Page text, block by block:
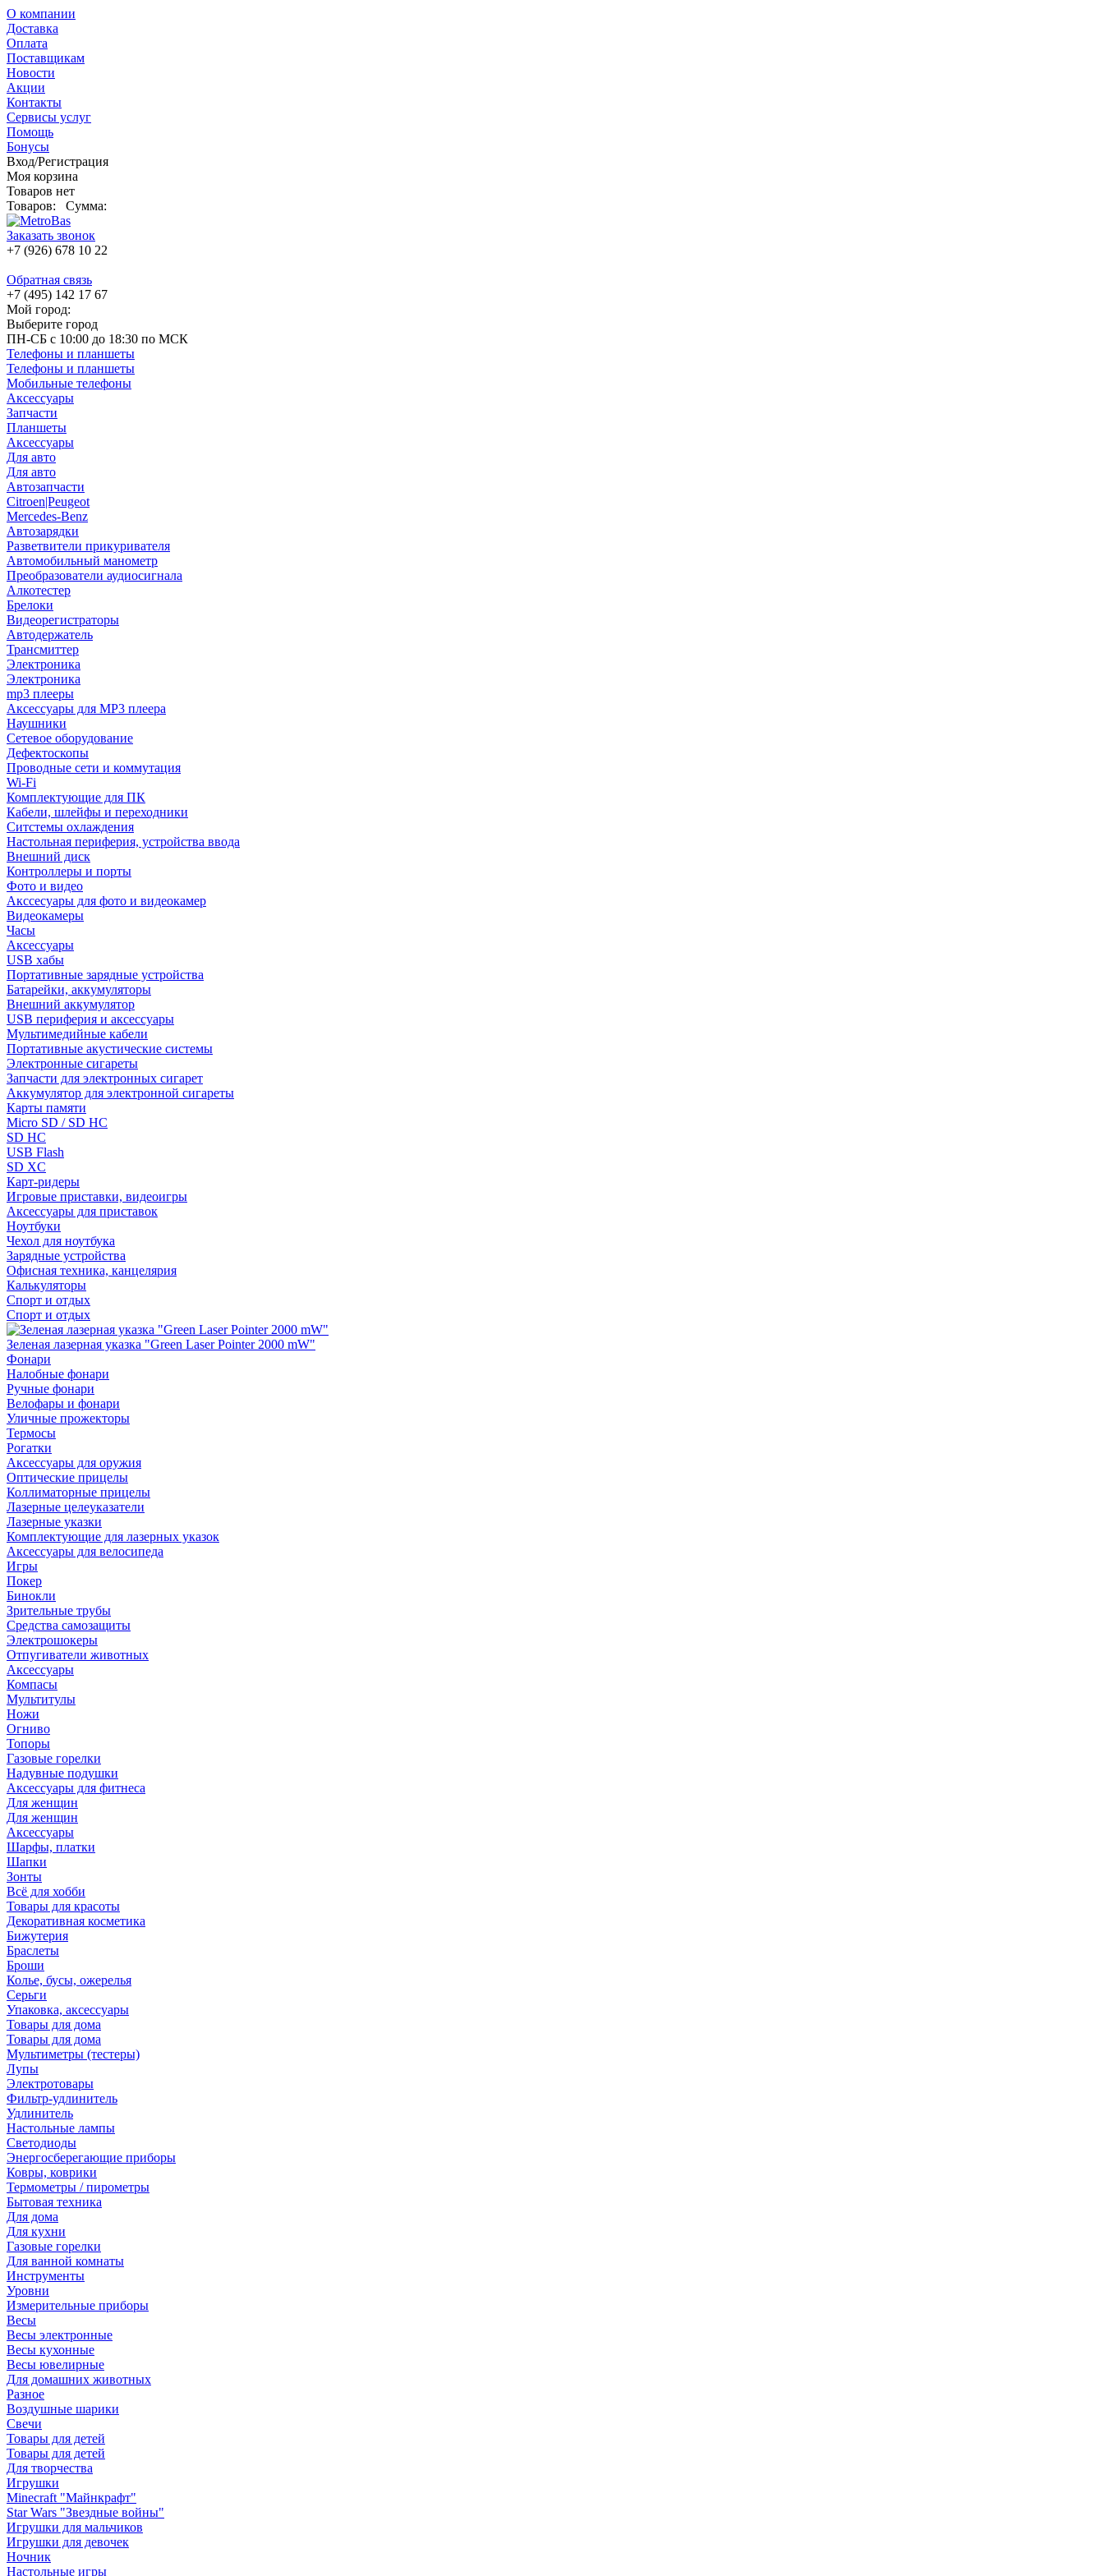
О компании
Доставка
Оплата
Поставщикам
Новости
Акции
Контакты
Сервисы услуг
Помощь
Бонусы
Вход/Регистрация
Моя корзина
Товаров нет
Товаров:
Сумма:
Заказать звонок
+7 (926) 678 10 22
Обратная связь
+7 (495) 142 17 67
Мой город:
Выберите город
ПН-СБ с 10:00 до 18:30 по МСК
Телефоны и планшеты
Телефоны и планшеты
Мобильные телефоны
Аксессуары
Запчасти
Планшеты
Аксессуары
Для авто
Для авто
Автозапчасти
Citroen|Peugeot
Mercedes-Benz
Автозарядки
Разветвители прикуривателя
Автомобильный манометр
Преобразователи аудиосигнала
Алкотестер
Брелоки
Видеорегистраторы
Автодержатель
Трансмиттер
Электроника
Электроника
mp3 плееры
Аксессуары для MP3 плеера
Наушники
Сетевое оборудование
Дефектоскопы
Проводные сети и коммутация
Wi-Fi
Комплектующие для ПК
Кабели, шлейфы и переходники
Ситстемы охлаждения
Настольная периферия, устройства ввода
Внешний диск
Контроллеры и порты
Фото и видео
Акссесуары для фото и видеокамер
Видеокамеры
Часы
Аксессуары
USB хабы
Портативные зарядные устройства
Батарейки, аккумуляторы
Внешний аккумулятор
USB периферия и аксессуары
Мультимедийные кабели
Портативные акустические системы
Электронные сигареты
Запчасти для электронных сигарет
Аккумулятор для электронной сигареты
Карты памяти
Micro SD / SD HC
SD HC
USB Flash
SD XC
Карт-ридеры
Игровые приставки, видеоигры
Аксессуары для приставок
Ноутбуки
Чехол для ноутбука
Зарядные устройства
Офисная техника, канцелярия
Калькуляторы
Спорт и отдых
Спорт и отдых
Зеленая лазерная указка "Green Laser Pointer 2000 mW"
Фонари
Налобные фонари
Ручные фонари
Велофары и фонари
Уличные прожекторы
Термосы
Рогатки
Аксессуары для оружия
Оптические прицелы
Коллиматорные прицелы
Лазерные целеуказатели
Лазерные указки
Комплектующие для лазерных указок
Аксессуары для велосипеда
Игры
Покер
Бинокли
Зрительные трубы
Средства самозащиты
Электрошокеры
Отпугиватели животных
Аксессуары
Компасы
Мультитулы
Ножи
Огниво
Топоры
Газовые горелки
Надувные подушки
Аксессуары для фитнеса
Для женщин
Для женщин
Аксессуары
Шарфы, платки
Шапки
Зонты
Всё для хобби
Товары для красоты
Декоративная косметика
Бижутерия
Браслеты
Броши
Колье, бусы, ожерелья
Серьги
Упаковка, аксессуары
Товары для дома
Товары для дома
Мультиметры (тестеры)
Лупы
Электротовары
Фильтр-удлинитель
Удлинитель
Настольные лампы
Светодиоды
Энергосберегающие приборы
Ковры, коврики
Термометры / пирометры
Бытовая техника
Для дома
Для кухни
Газовые горелки
Для ванной комнаты
Инструменты
Уровни
Измерительные приборы
Весы
Весы электронные
Весы кухонные
Весы ювелирные
Для домашних животных
Разное
Воздушные шарики
Свечи
Товары для детей
Товары для детей
Для творчества
Игрушки
Minecraft "Майнкрафт"
Star Wars "Звездные войны"
Игрушки для мальчиков
Игрушки для девочек
Ночник
Настольные игры